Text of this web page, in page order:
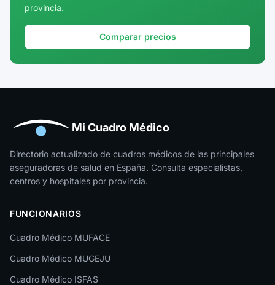
Girona
Huesca
Jaén
La Rioja
León
Lleida
Lugo
provincia.
Comparar precios
Mi Cuadro Médico
Directorio actualizado de cuadros médicos de las principales
aseguradoras de salud en España. Consulta especialistas,
centros y hospitales por provincia.
FUNCIONARIOS
Cuadro Médico MUFACE
Cuadro Médico MUGEJU
Cuadro Médico ISFAS